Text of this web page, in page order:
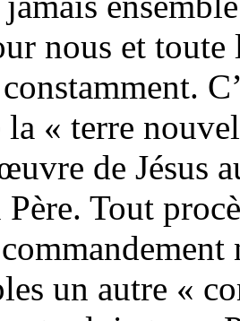
nous et
la « terre
de Jésus
Tout
un autre «